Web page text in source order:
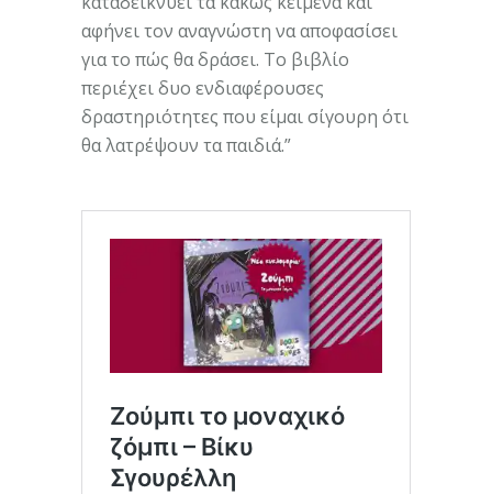
αφήνει τον αναγνώστη να αποφασίσει
για το πώς θα δράσει. Το βιβλίο
περιέχει δυο ενδιαφέρουσες
δραστηριότητες που είμαι σίγουρη ότι
θα λατρέψουν τα παιδιά.”